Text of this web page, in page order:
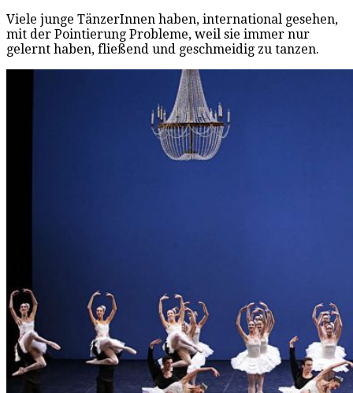
Viele junge TänzerInnen haben, international gesehen,
mit der Pointierung Probleme, weil sie immer nur
gelernt haben, fließend und geschmeidig zu tanzen.